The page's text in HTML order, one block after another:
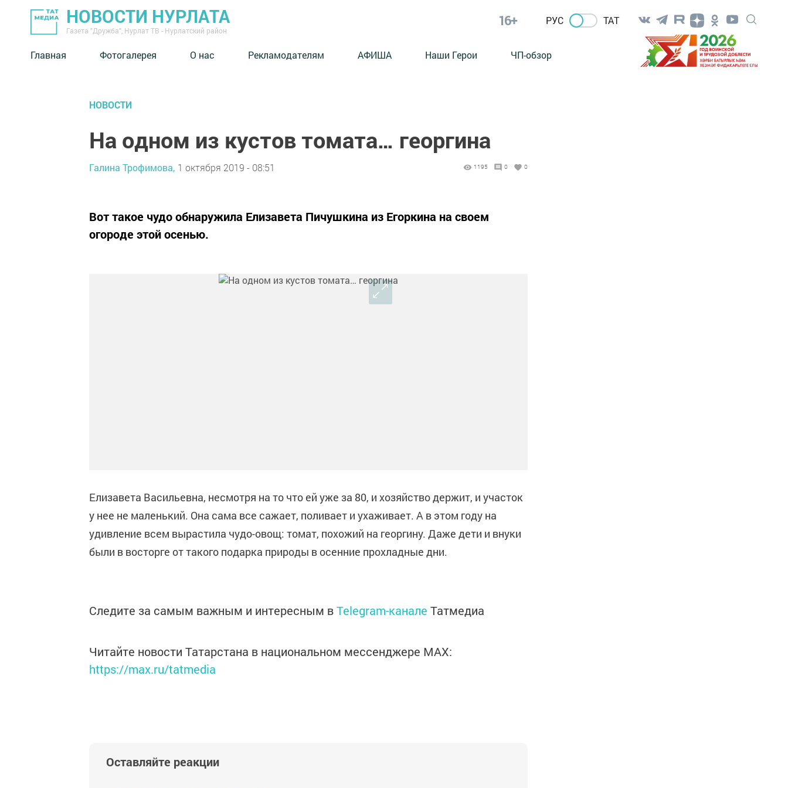
НОВОСТИ НУРЛАТА
Газета "Дружба", Нурлат ТВ - Нурлатский район
16+ РУС ТАТ
Главная Фотогалерея О нас Рекламодателям АФИША Наши Герои ЧП-обзор
НОВОСТИ
На одном из кустов томата… георгина
Галина Трофимова, 1 октября 2019 - 08:51 1195 0 0
Вот такое чудо обнаружила Елизавета Пичушкина из Егоркина на своем
огороде этой осенью.
Елизавета Васильевна, несмотря на то что ей уже за 80, и хозяйство держит, и участок
у нее не маленький. Она сама все сажает, поливает и ухаживает. А в этом году на
удивление всем вырастила чудо-овощ: томат, похожий на георгину. Даже дети и внуки
были в восторге от такого подарка природы в осенние прохладные дни.
Следите за самым важным и интересным вTelegram-канале Татмедиа
Читайте новости Татарстана в национальном мессенджере MАХ:
https://max.ru/tatmedia
Оставляйте реакции